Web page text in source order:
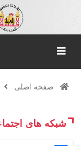
صفحه اصلی
شبکه های